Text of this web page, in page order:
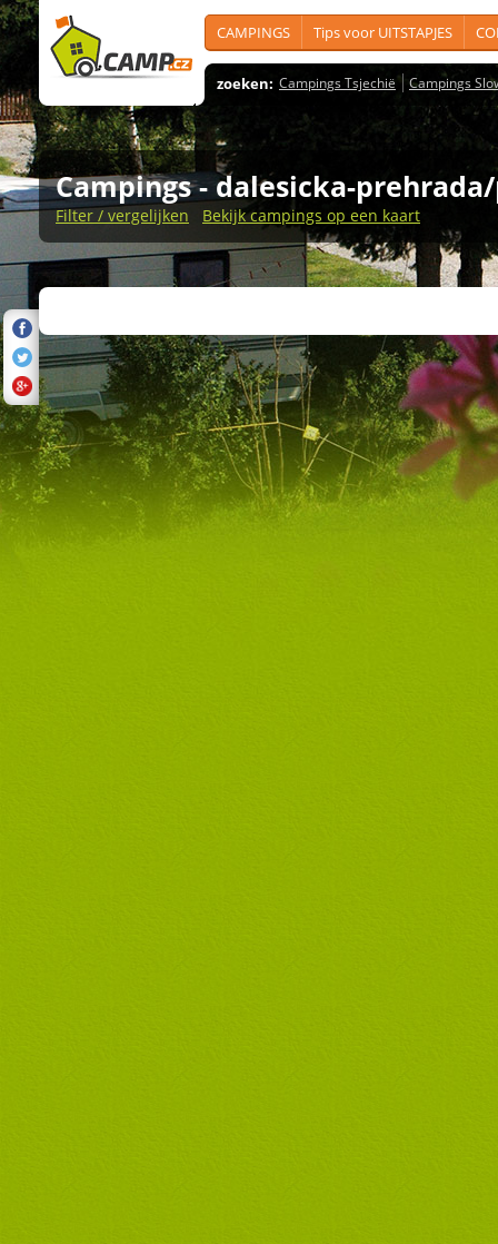
CAMPINGS Tips voor UITSTAPJES
zoeken: Campings Tsjechië Campings
Campings - dalesicka-
Filter / vergelijken Bekijk campings op een kaart